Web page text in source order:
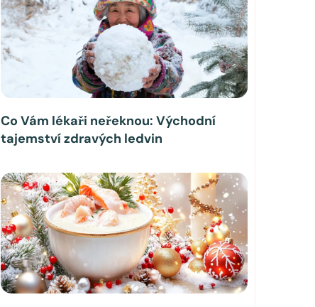
Co Vám lékaři neřeknou: Východní
tajemství zdravých ledvin